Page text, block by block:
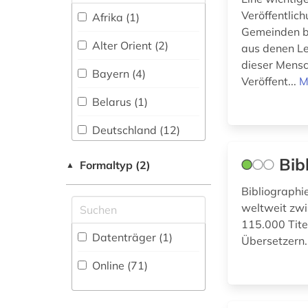
zeitschrift (1)
elektronisches buch
elsass (1)
enteignung (2)
enzyklopädie (3)
erkennungsdienst (1)
erster weltkrieg (1)
Afrika (1)
Alter Orient (2)
Bayern (4)
Belarus (1)
Deutschland (12)
(1)
Europa (2)
Frankreich (2)
▲ Formaltyp (2)
Datenträger (1)
Online (71)
Gemeinden
aus denen
dieser
Veröffent...
weltweit
115.000
Übersetzern.